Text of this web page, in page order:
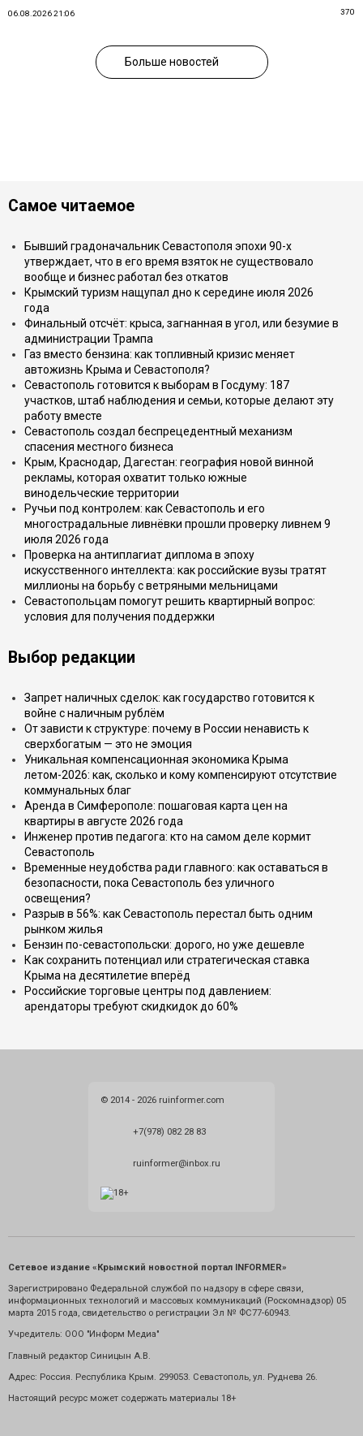
06.08.2026 21:06 370
Больше новостей
Самое читаемое
Бывший градоначальник Севастополя эпохи 90-х
утверждает, что в его время взяток не существовало
вообще и бизнес работал без откатов
Крымский туризм нащупал дно к середине июля 2026
года
Финальный отсчёт: крыса, загнанная в угол, или безумие в
администрации Трампа
Газ вместо бензина: как топливный кризис меняет
автожизнь Крыма и Севастополя?
Севастополь готовится к выборам в Госдуму: 187
участков, штаб наблюдения и семьи, которые делают эту
работу вместе
Севастополь создал беспрецедентный механизм
спасения местного бизнеса
Крым, Краснодар, Дагестан: география новой винной
рекламы, которая охватит только южные
винодельческие территории
Ручьи под контролем: как Севастополь и его
многострадальные ливнёвки прошли проверку ливнем 9
июля 2026 года
Проверка на антиплагиат диплома в эпоху
искусственного интеллекта: как российские вузы тратят
миллионы на борьбу с ветряными мельницами
Севастопольцам помогут решить квартирный вопрос:
условия для получения поддержки
Выбор редакции
Запрет наличных сделок: как государство готовится к
войне с наличным рублём
От зависти к структуре: почему в России ненависть к
сверхбогатым — это не эмоция
Уникальная компенсационная экономика Крыма
летом-2026: как, сколько и кому компенсируют отсутствие
коммунальных благ
Аренда в Симферополе: пошаговая карта цен на
квартиры в августе 2026 года
Инженер против педагога: кто на самом деле кормит
Севастополь
Временные неудобства ради главного: как оставаться в
безопасности, пока Севастополь без уличного
освещения?
Разрыв в 56%: как Севастополь перестал быть одним
рынком жилья
Бензин по-севастопольски: дорого, но уже дешевле
Как сохранить потенциал или стратегическая ставка
Крыма на десятилетие вперёд
Российские торговые центры под давлением:
арендаторы требуют скидкидок до 60%
© 2014 - 2026 ruinformer.com
+7(978) 082 28 83
ruinformer@inbox.ru
Сетевое издание «Крымский новостной портал INFORMER»
Зарегистрировано Федеральной службой по надзору в сфере связи,
информационных технологий и массовых коммуникаций (Роскомнадзор) 05
марта 2015 года, свидетельство о регистрации Эл № ФС77-60943.
Учредитель: ООО "Информ Медиа"
Главный редактор Синицын А.В.
Адрес: Россия. Республика Крым. 299053. Севастополь, ул. Руднева 26.
Настоящий ресурс может содержать материалы 18+